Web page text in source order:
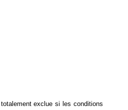
exclue si les conditions